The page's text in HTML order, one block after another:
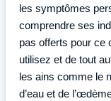
les symptômes
comprendre ses
pas offerts pour ce
utilisez et de tout
les ains comme le
d’eau et de